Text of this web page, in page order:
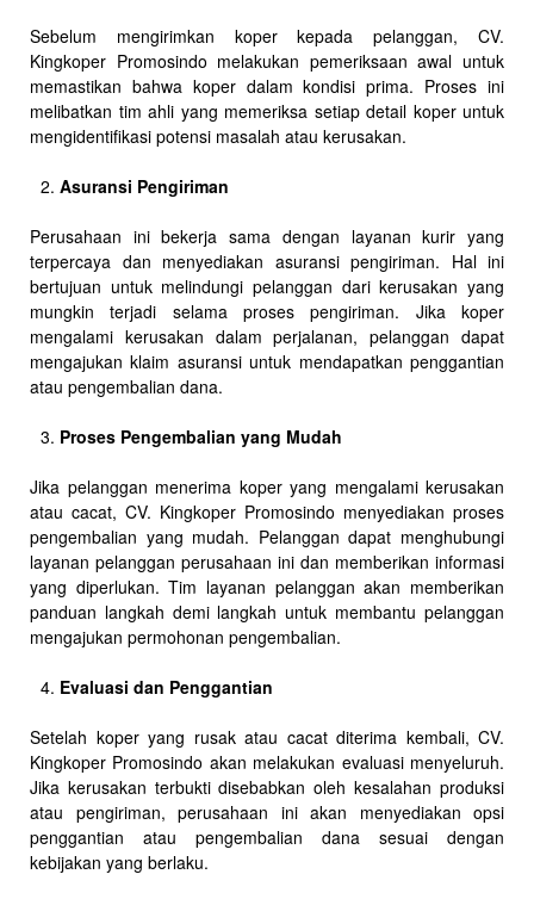
Sebelum mengirimkan koper kepada pelanggan, CV.
Kingkoper Promosindo melakukan pemeriksaan awal untuk
memastikan bahwa koper dalam kondisi prima. Proses ini
melibatkan tim ahli yang memeriksa setiap detail koper untuk
mengidentifikasi potensi masalah atau kerusakan.
Asuransi Pengiriman
Perusahaan ini bekerja sama dengan layanan kurir yang
terpercaya dan menyediakan asuransi pengiriman. Hal ini
bertujuan untuk melindungi pelanggan dari kerusakan yang
mungkin terjadi selama proses pengiriman. Jika koper
mengalami kerusakan dalam perjalanan, pelanggan dapat
mengajukan klaim asuransi untuk mendapatkan penggantian
atau pengembalian dana.
Proses Pengembalian yang Mudah
Jika pelanggan menerima koper yang mengalami kerusakan
atau cacat, CV. Kingkoper Promosindo menyediakan proses
pengembalian yang mudah. Pelanggan dapat menghubungi
layanan pelanggan perusahaan ini dan memberikan informasi
yang diperlukan. Tim layanan pelanggan akan memberikan
panduan langkah demi langkah untuk membantu pelanggan
mengajukan permohonan pengembalian.
Evaluasi dan Penggantian
Setelah koper yang rusak atau cacat diterima kembali, CV.
Kingkoper Promosindo akan melakukan evaluasi menyeluruh.
Jika kerusakan terbukti disebabkan oleh kesalahan produksi
atau pengiriman, perusahaan ini akan menyediakan opsi
penggantian atau pengembalian dana sesuai dengan
kebijakan yang berlaku.